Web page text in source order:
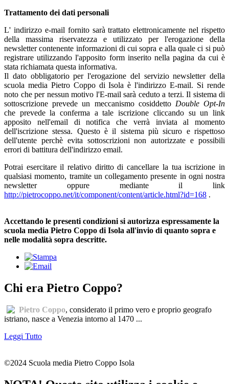
Trattamento dei dati personali
L' indirizzo e-mail fornito sarà trattato elettronicamente nel rispetto
della massima riservatezza e utilizzato per l'erogazione della
newsletter contenente informazioni di cui sopra e alla quale ci si può
registrare utilizzando l'apposito form inserito nella pagina da cui è
stata richiamata questa informativa.
Il dato obbligatorio per l'erogazione del servizio newsletter della
scuola media Pietro Coppo di Isola è l'indirizzo E-mail. Si rende
noto che per nessun motivo l'E-mail sarà ceduto a terzi. Il sistema di
sottoscrizione prevede un meccanismo cosiddetto Double Opt-In
che prevede la conferma a tale iscrizione cliccando su un link
apposito nell'email di notifica che verrà inviata al momento
dell'iscrizione stessa. Questo è il sistema più sicuro e rispettoso
dell'utente perchè evita sottoscrizioni non autorizzate e possibili
errori di battitura dell'indirizzo email.
Potrai esercitare il relativo diritto di cancellare la tua iscrizione in
qualsiasi momento, tramite un collegamento presente in ogni nostra
newsletter oppure mediante il link
http://pietrocoppo.net/it/component/content/article.html?id=168 .
Accettando le presenti condizioni si autorizza espressamente la
scuola media Pietro Coppo di Isola all'invio di quanto sopra e
nelle modalità sopra descritte.
Chi era Pietro Coppo?
Pietro Coppo, considerato il primo vero e proprio geografo
istriano, nasce a Venezia intorno al 1470 ...
Leggi Tutto
©2024 Scuola media Pietro Coppo Isola